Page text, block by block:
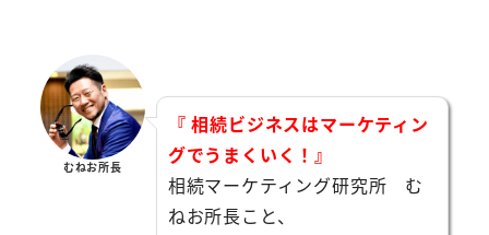
むねお所長
『 相続ビジネスはマーケティン
グでうまくいく！』
相続マーケティング研究所 む
ねお所長こと、